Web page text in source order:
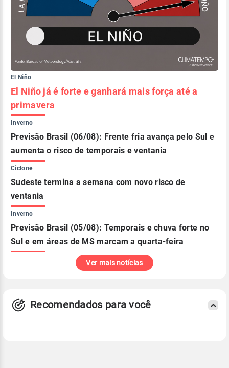
El Niño
El Niño já é forte e ganhará mais força até a
primavera
Inverno
Previsão Brasil (06/08): Frente fria avança pelo Sul e
aumenta o risco de temporais e ventania
Ciclone
Sudeste termina a semana com novo risco de
ventania
Inverno
Previsão Brasil (05/08): Temporais e chuva forte no
Sul e em áreas de MS marcam a quarta-feira
Ver mais notícias
Recomendados para você